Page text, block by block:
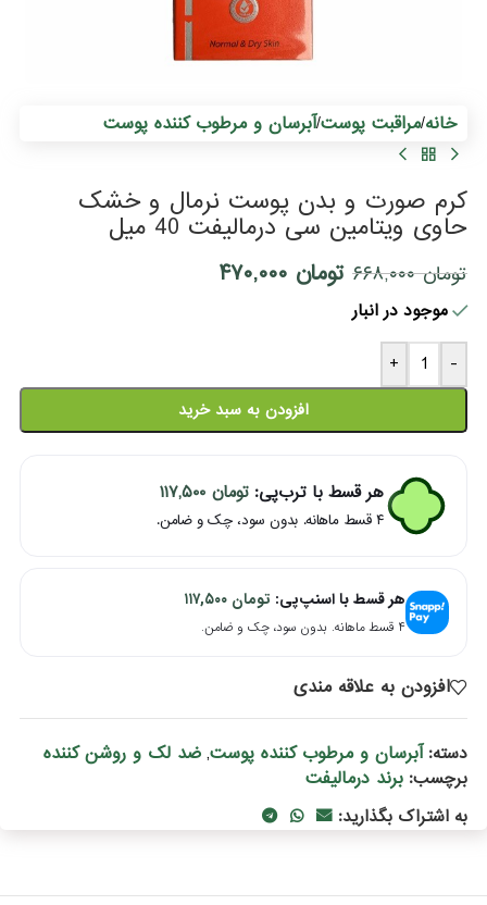
خانه/مراقبت پوست/آبرسان و مرطوب کننده پوست
کرم صورت و بدن پوست نرمال و خشک
حاوی ویتامین سی درمالیفت 40 میل
تومان۶۶۸,۰۰۰ تومان
موجود در انبار
-
+
افزودن به سبد خرید
هر قسط با ترب‌پی: تومان
۴ قسط ماهانه. بدون سود، چک و ضامن.
هر قسط با اسنپ‌پی: تومان
۴ قسط ماهانه. بدون سود، چک و ضامن.
افزودن به علاقه مندی
دسته: آبرسان و مرطوب کننده پوست, ضد لک و روشن کننده
برچسب: برند درمالیفت
به اشتراک بگذارید: